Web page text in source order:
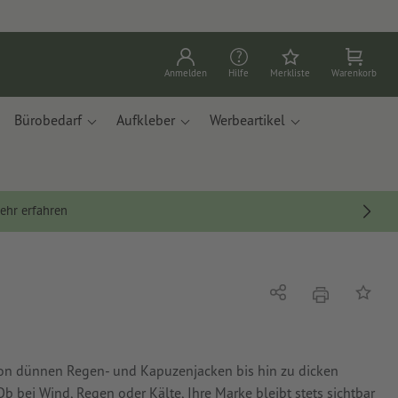
Anmelden Hilfe Merkliste Warenkorb
Bürobedarf Aufkleber Werbeartikel
erfahren
dünnen Regen- und Kapuzenjacken bis hin zu dicken
bei Wind, Regen oder Kälte, Ihre Marke bleibt stets sichtbar
Teilen DruckenAuf